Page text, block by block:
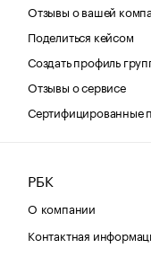
Отзывы о вашей
Поделиться кейсом
Создать профиль
Отзывы о сервисе
Сертифицированные
РБК
О компании
Контактная